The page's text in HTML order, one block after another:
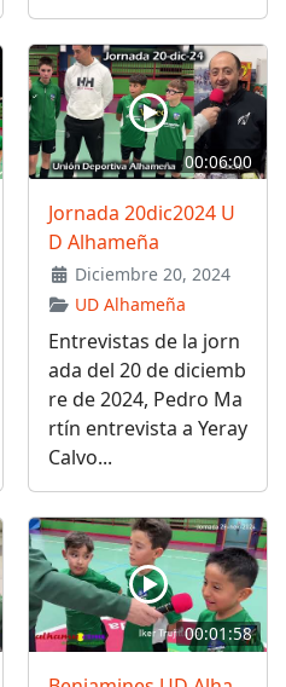
00:06:00
Jornada 20dic2024 U
D Alhameña
Diciembre 20, 2024
UD Alhameña
Entrevistas de la jorn
ada del 20 de diciemb
re de 2024, Pedro Ma
rtín entrevista a Yeray
Calvo...
00:01:58